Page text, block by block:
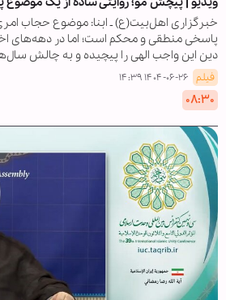
خبرگزاری اهل‌بیت(ع) ـ ابنا: موضوع حجاب
پاسخی منطقی و محکم است؛ اما در دهه‌های
دین این واجب الهی را پیچیده و به چالش
فیلم ۱۴۰۴-۰۶-۲۶ ۱۴:۳۹
۰۸:۳۰